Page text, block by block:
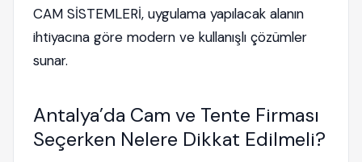
CAM SİSTEMLERİ, uygulama yapılacak alanın
ihtiyacına göre modern ve kullanışlı çözümler
sunar.
Antalya’da Cam ve Tente Firması
Seçerken Nelere Dikkat Edilmeli?